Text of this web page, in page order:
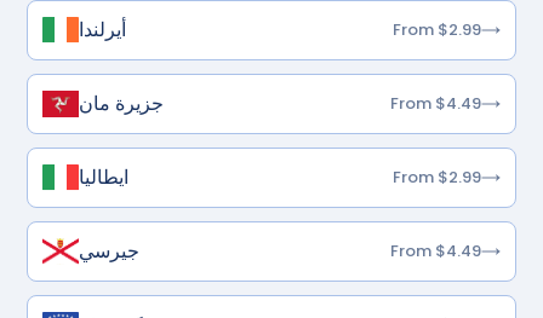
أيرلندا From $2.99
جزيرة مان From $4.49
ايطاليا From $2.99
جيرسي From $4.49